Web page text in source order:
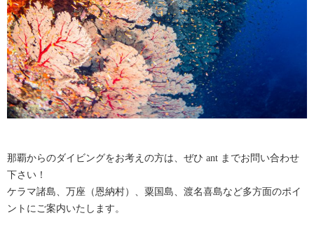
那覇からのダイビングをお考えの方は、ぜひ ant までお問い合わせ
下さい！
ケラマ諸島、万座（恩納村）、粟国島、渡名喜島など多方面のポイ
ントにご案内いたします。